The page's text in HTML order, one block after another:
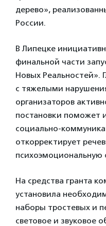
дерево»,
России.
В Липецке
финальной части
Новых Реальностей».
с тяжелыми
организаторов
постановки поможет
социально-
откорректирует
психоэмоциональную
На средства гранта
установила
наборы тростевых и
световое и звуковое